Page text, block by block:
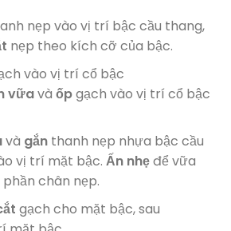
nẹp vào vị trí bậc cầu thang,
nẹp theo kích cỡ của bậc.
vào vị trí cổ bậc
vữavà ốpgạch vào vị trí cổ bậc
và gắnthanh nẹp nhựa bậc cầu
vị trí mặt bậc. Ấn nhẹđể vữa
chân nẹp.
gạch cho mặt bậc, sau